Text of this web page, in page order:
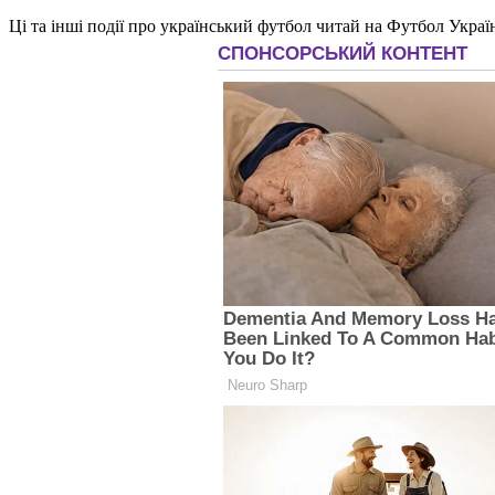
Ці та інші події про український футбол читай на Футбол